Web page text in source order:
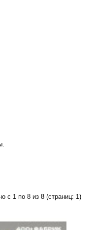
с 1 по 8 из 8 (страниц: 1)